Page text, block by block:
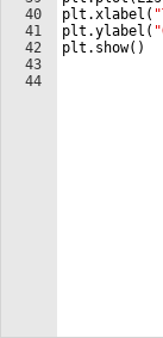
40
41
42
43
44
plt .xlabel (
plt .ylabel (
plt . show( )